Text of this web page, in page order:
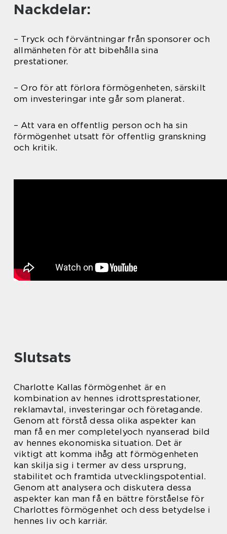
Nackdelar:
– Tryck och förväntningar från sponsorer och
allmänheten för att bibehålla sina
prestationer.
– Oro för att förlora förmögenheten, särskilt
om investeringar inte går som planerat.
– Att vara en offentlig person och ha sin
förmögenhet utsatt för offentlig granskning
och kritik.
Slutsats
Charlotte Kallas förmögenhet är en
kombination av hennes idrottsprestationer,
reklamavtal, investeringar och företagande.
Genom att förstå dessa olika aspekter kan
man få en mer completelyoch nyanserad bild
av hennes ekonomiska situation. Det är
viktigt att komma ihåg att förmögenheten
kan skilja sig i termer av dess ursprung,
stabilitet och framtida utvecklingspotential.
Genom att analysera och diskutera dessa
aspekter kan man få en bättre förståelse för
Charlottes förmögenhet och dess betydelse i
hennes liv och karriär.